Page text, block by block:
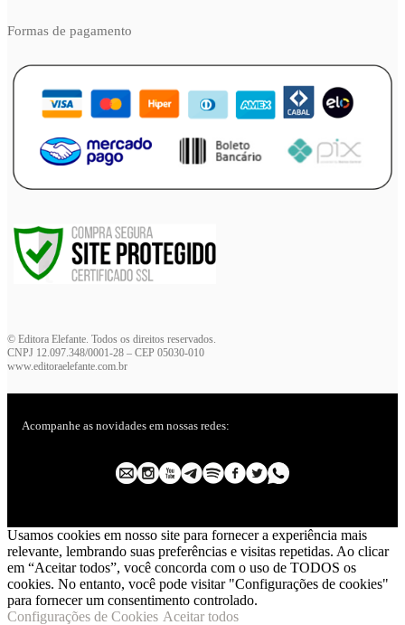
Formas de pagamento
© Editora Elefante. Todos os direitos reservados.
CNPJ 12.097.348/0001-28 – CEP 05030-010
www.editoraelefante.com.br
Acompanhe as novidades em nossas redes:
Usamos cookies em nosso site para fornecer a experiência mais
relevante, lembrando suas preferências e visitas repetidas. Ao clicar
em “Aceitar todos”, você concorda com o uso de TODOS os
cookies. No entanto, você pode visitar "Configurações de cookies"
para fornecer um consentimento controlado.
Configurações de Cookies Aceitar todos